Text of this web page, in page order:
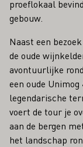
proeflokaal
gebouw.
Naast een
de oude
avontuurlijke
een oude Unimog
legendarische
voert de tour je
aan de bergen
het landschap